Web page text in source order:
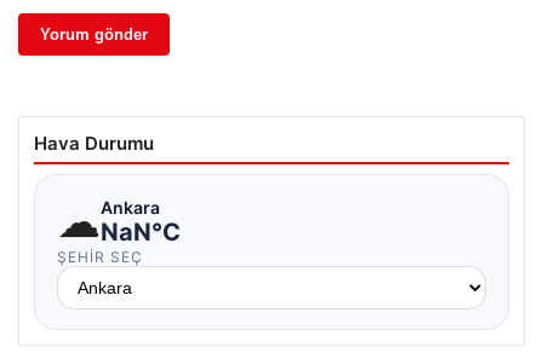
Hava Durumu
☁Ankara
NaN°C
ŞEHIR SEÇ